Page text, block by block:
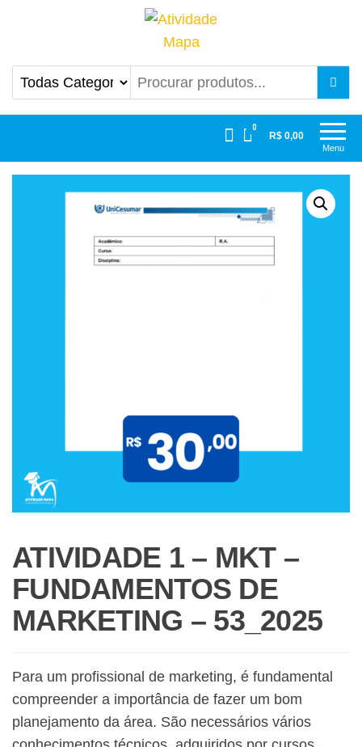
Atividade Mapa Mapa UniCesumar
Menu
0
R$ 0,00
ATIVIDADE 1 – MKT –
FUNDAMENTOS DE
MARKETING – 53_2025
Para um profissional de marketing, é fundamental
compreender a importância de fazer um bom
planejamento da área. São necessários vários